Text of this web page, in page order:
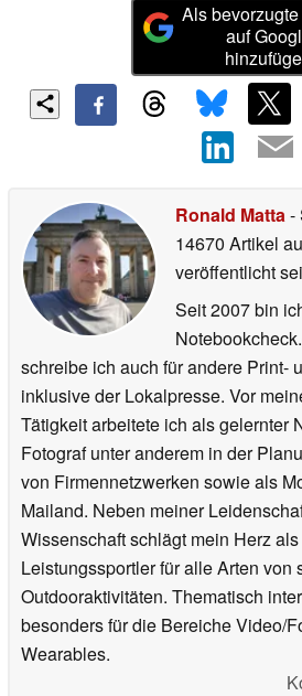
Als
auf
Ronald Matta-
14670 Artikel
veröffentlicht
Seit 2007 bin
schreibe ich auch für andere Print-
inklusive der Lokalpresse. Vor
Tätigkeit arbeitete ich als gelernter
Fotograf unter anderem in der
von Firmennetzwerken sowie als
Mailand. Neben meiner
Wissenschaft schlägt mein Herz
Leistungssportler für alle Arten von
Outdooraktivitäten. Thematisch
besonders für die Bereiche Video/
Wearables.